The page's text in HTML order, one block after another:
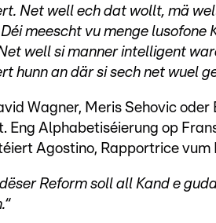
Net well ech dat wollt, mä
meescht vu menge
well si manner intelligent
hunn an där si sech net wuel
Wagner, Meris Sehovic
Eng Alphabetiséierung op
Agostino, Rapportrice vum
Reform soll all Kand e